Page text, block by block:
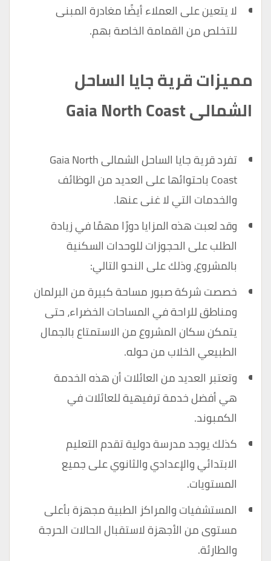
لا يتعين على العملاء أيضًا مغادرة المبنى
للتخلص من القمامة الخاصة بهم.
مميزات قرية جايا الساحل
الشمالى Gaia North Coast
تفرد قرية جايا الساحل الشمالى Gaia North
Coast باحتوائها على العديد من الوظائف
والخدمات التي لا غنى عنها.
وقد لعبت هذه المزايا دورًا مهمًا في زيادة
الطلب على الحجوزات للوحدات السكنية
بالمشروع، وذلك على النحو التالي:
خصصت شركة صبور مساحة كبيرة من البرلمان
ومناطق للراحة في المساحات الخضراء، حتى
يتمكن سكان المشروع من الاستمتاع بالجمال
الطبيعي الخلاب من حوله.
وتعتبر العديد من العائلات أن هذه الخدمة
هي أفضل خدمة ترفيهية للعائلات في
الكمبوند.
كذلك يوجد مدرسة دولية تقدم التعليم
الابتدائي والإعدادي والثانوي على جميع
المستويات.
المستشفيات والمراكز الطبية مجهزة بأعلى
مستوى من الأجهزة لاستقبال الحالات الحرجة
والطارئة.